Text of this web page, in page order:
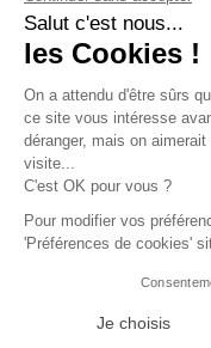
A1, B2,
FINANCEMENT
Nos tarifs
ILS NOUS
NOS ARTICLES